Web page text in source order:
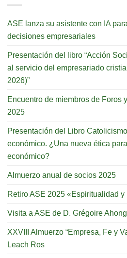
ASE lanza su asistente con IA
decisiones empresariales
Presentación del libro “Acción
al servicio del empresariado
2026)”
Encuentro de miembros de Foros
2025
Presentación del Libro
económico. ¿Una nueva ética
económico?
Almuerzo anual de socios 2025
Retiro ASE 2025 «Espiritualidad
Visita a ASE de D. Grégoire
XXVIII Almuerzo “Empresa, Fe y
Leach Ros